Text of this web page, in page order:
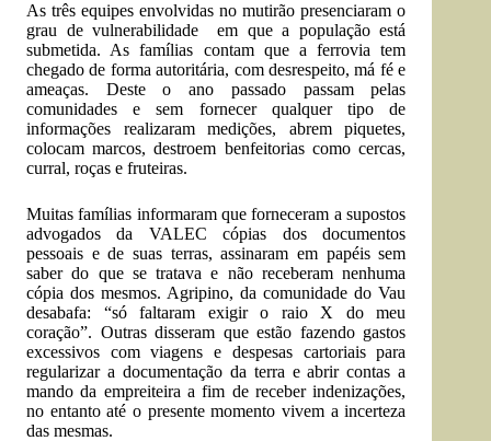
As três equipes envolvidas no mutirão presenciaram o
grau de vulnerabilidade em que a população está
submetida. As famílias contam que a ferrovia tem
chegado de forma autoritária, com desrespeito, má fé e
ameaças. Deste o ano passado passam pelas
comunidades e sem fornecer qualquer tipo de
informações realizaram medições, abrem piquetes,
colocam marcos, destroem benfeitorias como cercas,
curral, roças e fruteiras.
Muitas famílias informaram que forneceram a supostos
advogados da VALEC cópias dos documentos
pessoais e de suas terras, assinaram em papéis sem
saber do que se tratava e não receberam nenhuma
cópia dos mesmos. Agripino, da comunidade do Vau
desabafa: “só faltaram exigir o raio X do meu
coração”. Outras disseram que estão fazendo gastos
excessivos com viagens e despesas cartoriais para
regularizar a documentação da terra e abrir contas a
mando da empreiteira a fim de receber indenizações,
no entanto até o presente momento vivem a incerteza
das mesmas.